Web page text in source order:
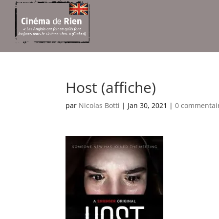
Host (affiche)
par Nicolas Botti | Jan 30, 2021 |0